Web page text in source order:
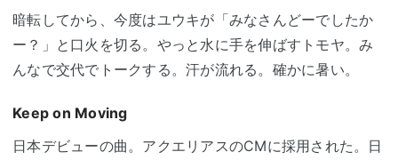
暗転してから、今度はユウキが「みなさんどーでしたか
ー？」と口火を切る。やっと水に手を伸ばすトモヤ。み
んなで交代でトークする。汗が流れる。確かに暑い。
Keep on Moving
日本デビューの曲。アクエリアスのCMに採用された。日